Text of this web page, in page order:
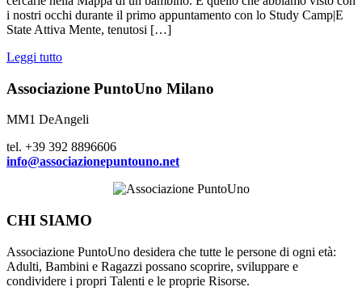
i nostri occhi durante il primo appuntamento con lo Study Camp|E
State Attiva Mente, tenutosi […]
Leggi tutto
Associazione PuntoUno Milano
MM1 DeAngeli
tel. +39 392 8896606
info@associazionepuntouno.net
CHI SIAMO
Associazione PuntoUno desidera che tutte le persone di ogni età:
Adulti, Bambini e Ragazzi possano scoprire, sviluppare e
condividere i propri Talenti e le proprie Risorse.